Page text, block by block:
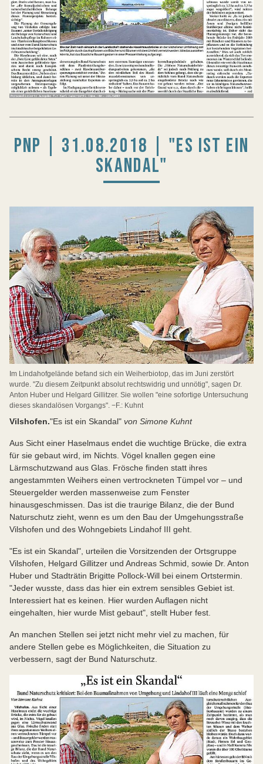
PNP | 31.08.2018 | "ES IST EIN
SKANDAL"
Im Lindahofgelände befand sich ein Weiherbiotop, das im Juni zerstört
wurde. "Zu diesem Zeitpunkt absolut rechtswidrig und unnötig", sagen Dr.
Anton Huber und Helgard Gillitzer. Sie wollen "eine sofortige Untersuchung
dieses skandalösen Vorgangs". −F.: Kuhnt
Vilshofen."Es ist ein Skandal" von Simone Kuhnt
Aus Sicht einer Haselmaus endet die wuchtige Brücke, die extra
für sie gebaut wird, im Nichts. Vögel knallen gegen eine
Lärmschutzwand aus Glas. Frösche finden statt ihres
angestammten Weihers einen vertrockneten Tümpel vor – und
Steuergelder werden massenweise zum Fenster
hinausgeschmissen. Das ist die traurige Bilanz, die der Bund
Naturschutz zieht, wenn es um den Bau der Umgehungsstraße
Vilshofen und des Wohngebiets Lindahof III geht.
"Es ist ein Skandal", urteilen die Vorsitzenden der Ortsgruppe
Vilshofen, Helgard Gillitzer und Andreas Schmid, sowie Dr. Anton
Huber und Stadträtin Brigitte Pollock-Will bei einem Ortstermin.
"Jeder wusste, dass das hier ein extrem sensibles Gebiet ist.
Interessiert hat es keinen. Hier wurden Auflagen nicht
eingehalten, hier wurde Mist gebaut", stellt Huber fest.
An manchen Stellen sei jetzt nicht mehr viel zu machen, für
andere Stellen gebe es Möglichkeiten, die Situation zu
verbessern, sagt der Bund Naturschutz.